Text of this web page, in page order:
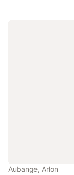
Aubange, Arlon